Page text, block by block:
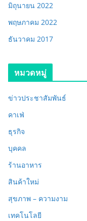
มิถุนายน 2022
พฤษภาคม 2022
ธันวาคม 2017
หมวดหมู่
ข่าวประชาสัมพันธ์
คาเฟ่
ธุรกิจ
บุคคล
ร้านอาหาร
สินค้าใหม่
สุขภาพ – ความงาม
เทคโนโลยี